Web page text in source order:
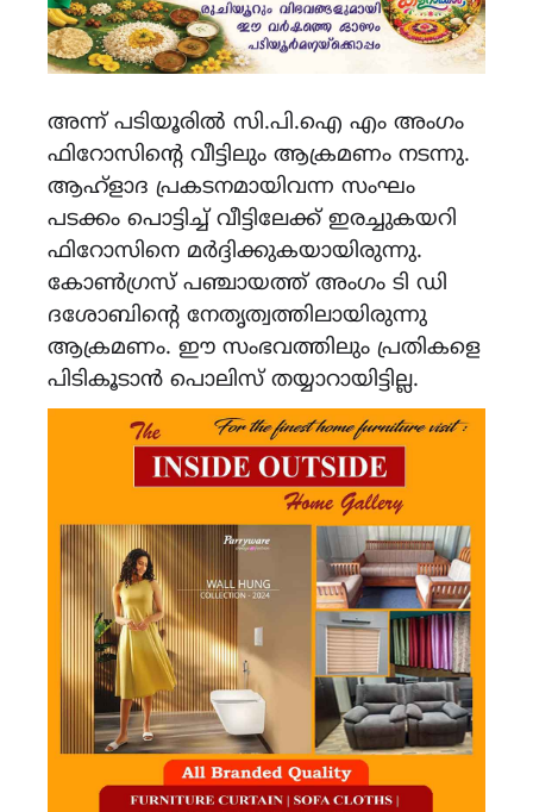
അന്ന് പടിയൂരിൽ സി.പി.ഐ എം അംഗം
ഫിറോസിൻ്റെ വീട്ടിലും ആക്രമണം നടന്നു.
ആഹ്ളാദ പ്രകടനമായിവന്ന സംഘം
പടക്കം പൊട്ടിച്ച് വീട്ടിലേക്ക് ഇരച്ചുകയറി
ഫിറോസിനെ മർദ്ദിക്കുകയായിരുന്നു.
കോൺഗ്രസ് പഞ്ചായത്ത് അംഗം ടി ഡി
ദശോബിൻ്റെ നേതൃത്വത്തിലായിരുന്നു
ആക്രമണം. ഈ സംഭവത്തിലും പ്രതികളെ
പിടികൂടാൻ പൊലിസ് തയ്യാറായിട്ടില്ല.